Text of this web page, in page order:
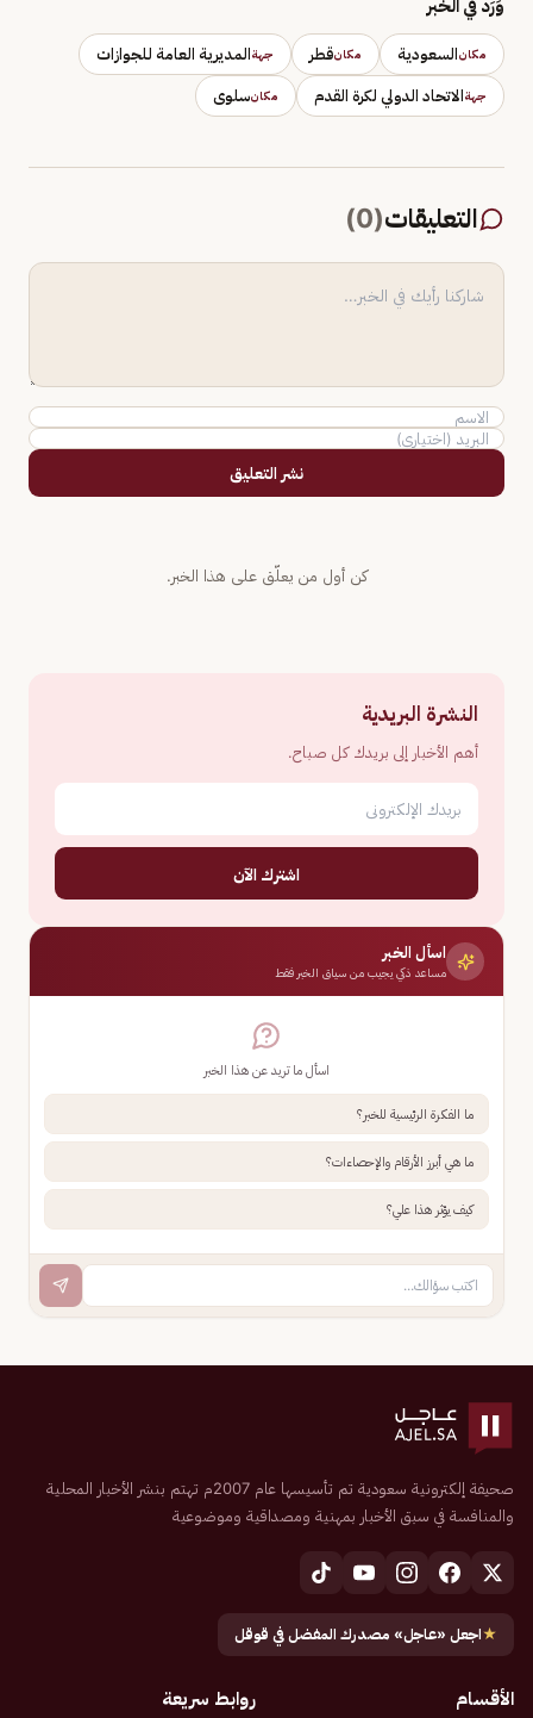
وَرَد في الخبر
مكانالسعودية مكانقطر جهةالمديرية العامة للجوازات
جهةالاتحاد الدولي لكرة القدم مكانسلوى
التعليقات(
0
)
نشر التعليق
كن أول من يعلّق على هذا الخبر.
النشرة البريدية
أهم الأخبار إلى بريدك كل صباح.
اشترك الآن
اسأل الخبر
مساعد ذكي يجيب من سياق الخبر فقط
اسأل ما تريد عن هذا الخبر
ما الفكرة الرئيسية للخبر؟
ما هي أبرز الأرقام والإحصاءات؟
كيف يؤثر هذا علي؟
صحيفة إلكترونية سعودية تم تأسيسها عام 2007م تهتم بنشر الأخبار المحلية
والمنافسة في سبق الأخبار بمهنية ومصداقية وموضوعية
★اجعل «عاجل» مصدرك المفضل في قوقل
الأقسام روابط سريعة